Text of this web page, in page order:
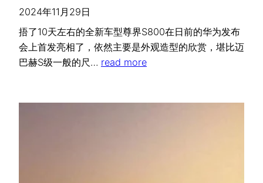
2024年11月29日
捂了10天左右的全新车型尊界S800在日前的华为发布
会上首发亮相了，依然主要是外观造型的欣赏，堪比迈
巴赫S级一般的尺… read more